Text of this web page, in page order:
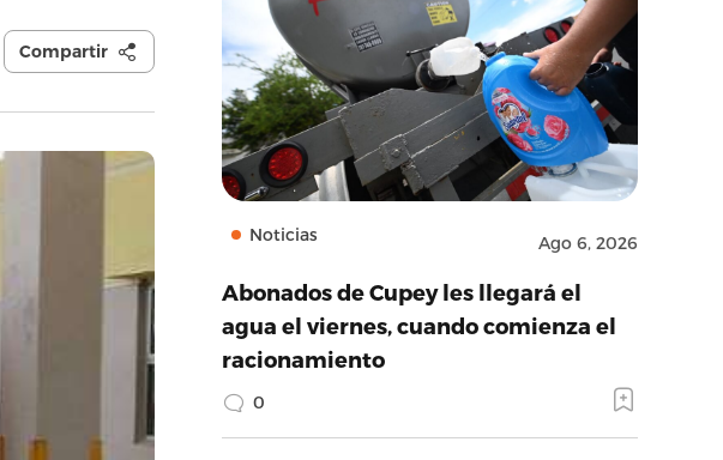
Compartir
Noticias Ago 6, 2026
Abonados de Cupey les llegará el
agua el viernes, cuando comienza el
racionamiento
0